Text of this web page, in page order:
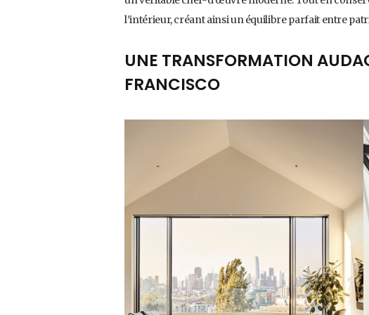
l’intérieur, créant ainsi un équilibre parfait entre
UNE TRANSFORMATION
FRANCISCO